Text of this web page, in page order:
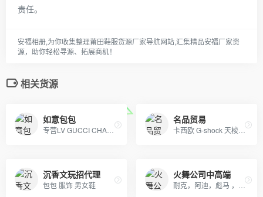
责任。
安福相册,为你收集整理莆田鞋服货源厂家导航网站,汇集精品安福厂家资
源，助你轻松寻源、拓展商机！
相关货源
如意包包 名品贸易
沉香文玩招代理
包包 服饰 男女鞋
火舞公司中高端